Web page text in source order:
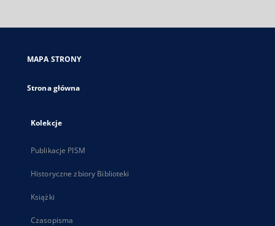
się
karcie
MAPA STRONY
Strona główna
Kolekcje
Publikacje PISM
Historyczne zbiory Biblioteki
Książki
Czasopisma